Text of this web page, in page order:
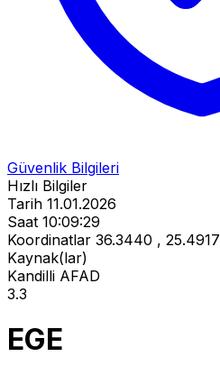
Güvenlik Bilgileri
Hızlı Bilgiler
Tarih 11.01.2026
Saat 10:09:29
Koordinatlar 36.3440 , 25.4917
Kaynak(lar)
Kandilli AFAD
3.3
EGE